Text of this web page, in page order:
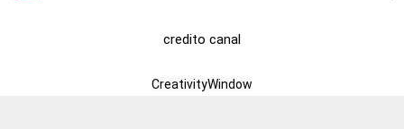
credito canal
CreativityWindow